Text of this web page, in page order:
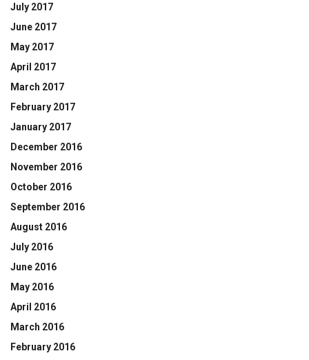
July 2017
June 2017
May 2017
April 2017
March 2017
February 2017
January 2017
December 2016
November 2016
October 2016
September 2016
August 2016
July 2016
June 2016
May 2016
April 2016
March 2016
February 2016